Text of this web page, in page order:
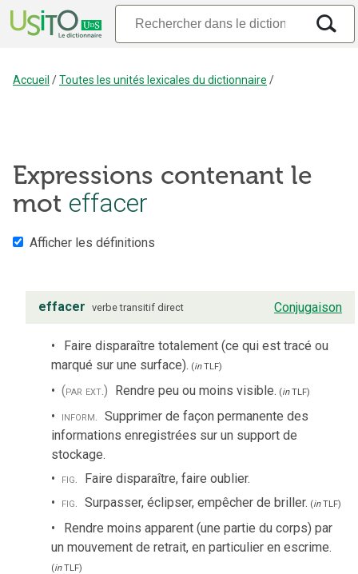
Accueil /Toutes les unités lexicales du dictionnaire /
Expressions contenant le
mot effacer
Afficher les définitions
effacer verbe transitif direct Conjugaison
Faire disparaître totalement (ce qui est tracé ou
marqué sur une surface). (inTLF)
(par ext.) Rendre peu ou moins visible. (inTLF)
inform. Supprimer de façon permanente des
informations enregistrées sur un support de
stockage.
fig. Faire disparaître, faire oublier.
fig. Surpasser, éclipser, empêcher de briller. (inTLF)
Rendre moins apparent (une partie du corps) par
un mouvement de retrait, en particulier en escrime.
(inTLF)